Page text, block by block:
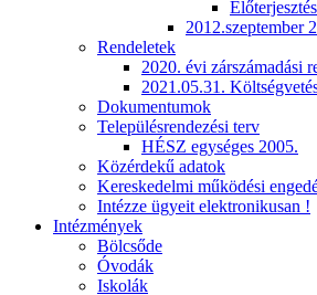
2012.szeptember
Rendeletek
2020. évi zárszámadási
2021.05.31.
Dokumentumok
Településrendezési terv
HÉSZ egységes 2005.
Közérdekű adatok
Kereskedelmi működési
Intézze ügyeit elektronikusan !
Intézmények
Bölcsőde
Óvodák
Iskolák